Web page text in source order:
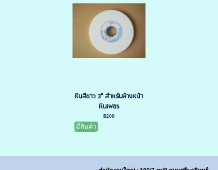
หินสีขาว 3" สำหรับล้างหน้า
หินเพชร
฿208
มีสินค้า